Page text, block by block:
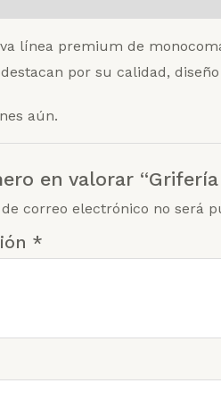
línea premium de
por su calidad,
aún.
en valorar
correo electrónico no será
*